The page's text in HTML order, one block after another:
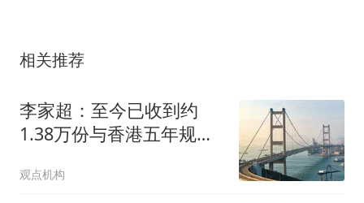
相关推荐
李家超：至今已收到约
1.38万份与香港五年规划
观点机构